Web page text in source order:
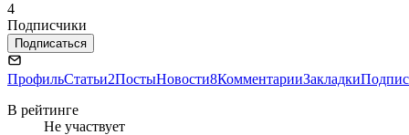
4
Подписчики
Подписаться
ПрофильСтатьи2ПостыНовости8КомментарииЗакладки
В рейтинге
Не участвует